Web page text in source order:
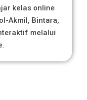
kelas online
Akmil, Bintara,
melalui